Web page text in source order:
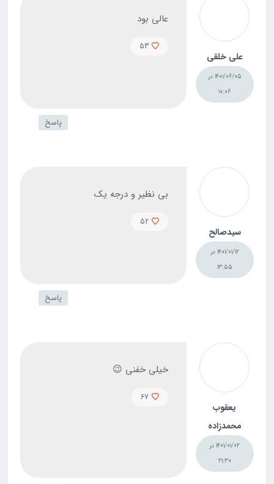
علی خلقی
1401/06/05 در
10:06
عالی بود
53
پاسخ
سیدصالح
1401/01/12 در
13:55
بی نظیر و درجه یک
52
پاسخ
یعقوب
محمدزاده
1401/01/02 در
21:30
خیلی خفنی 😉
67